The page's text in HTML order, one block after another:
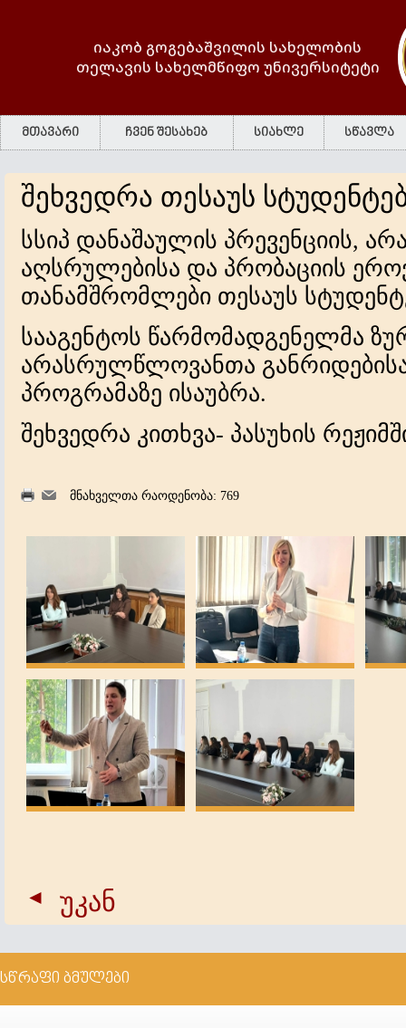
იაკობ გოგებაშვილის სახელობის
თელავის სახელმწიფო უნივერსიტეტი
მთავარი ჩვენ შესახებ სიახლე სწავლა
შეხვედრა თესაუს
სსიპ დანაშაულის პრევენციის,
აღსრულებისა და პრობაციის
თანამშრომლები თესაუს
სააგენტოს წარმომადგენელმა
არასრულწლოვანთა
პროგრამაზე ისაუბრა.
შეხვედრა კითხვა- პასუხის
მნახველთა რაოდენობა: 769
უკან
სწრაფი ბმულები